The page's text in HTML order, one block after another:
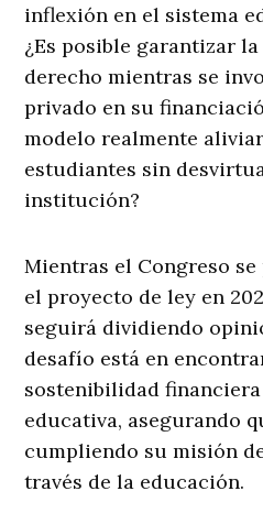
inflexión en el sistema
¿Es posible garantizar
derecho mientras se
privado en su
modelo realmente
estudiantes sin
institución?
Mientras el Congreso
el proyecto de ley en
seguirá dividiendo
desafío está en
sostenibilidad
educativa, asegurando
cumpliendo su misión
través de la educación.